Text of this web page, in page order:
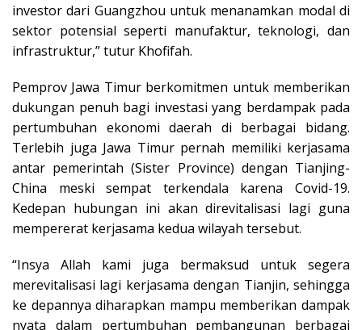
investor dari Guangzhou untuk menanamkan modal di
sektor potensial seperti manufaktur, teknologi, dan
infrastruktur,” tutur Khofifah.
Pemprov Jawa Timur berkomitmen untuk memberikan
dukungan penuh bagi investasi yang berdampak pada
pertumbuhan ekonomi daerah di berbagai bidang.
Terlebih juga Jawa Timur pernah memiliki kerjasama
antar pemerintah (Sister Province) dengan Tianjing-
China meski sempat terkendala karena Covid-19.
Kedepan hubungan ini akan direvitalisasi lagi guna
mempererat kerjasama kedua wilayah tersebut.
“Insya Allah kami juga bermaksud untuk segera
merevitalisasi lagi kerjasama dengan Tianjin, sehingga
ke depannya diharapkan mampu memberikan dampak
nyata dalam pertumbuhan pembangunan berbagai